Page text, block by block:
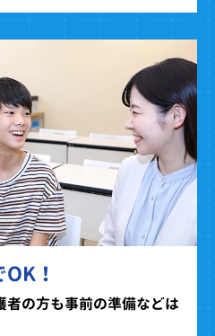
OK！
者の方も事前の準備などは